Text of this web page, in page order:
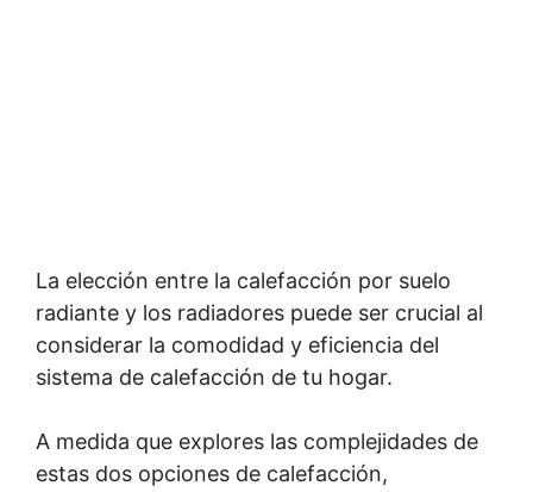
La elección entre la calefacción por suelo
radiante y los radiadores puede ser crucial al
considerar la comodidad y eficiencia del
sistema de calefacción de tu hogar.
A medida que explores las complejidades de
estas dos opciones de calefacción,